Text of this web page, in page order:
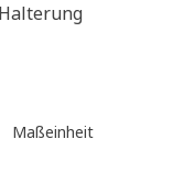
Maßeinheit